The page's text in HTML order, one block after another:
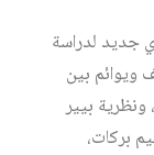
جديد لدراسة
ويوائم بين
بيير
بركات،